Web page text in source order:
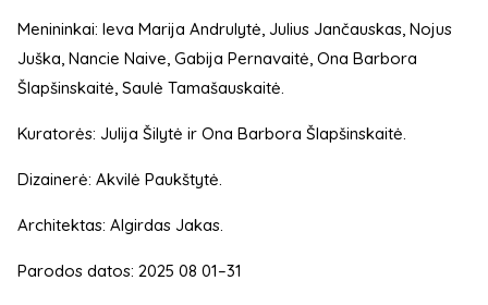
Menininkai: Ieva Marija Andrulytė, Julius Jančauskas, Nojus
Juška, Nancie Naive, Gabija Pernavaitė, Ona Barbora
Šlapšinskaitė, Saulė Tamašauskaitė.
Kuratorės: Julija Šilytė ir Ona Barbora Šlapšinskaitė.
Dizainerė: Akvilė Paukštytė.
Architektas: Algirdas Jakas.
Parodos datos: 2025 08 01–31